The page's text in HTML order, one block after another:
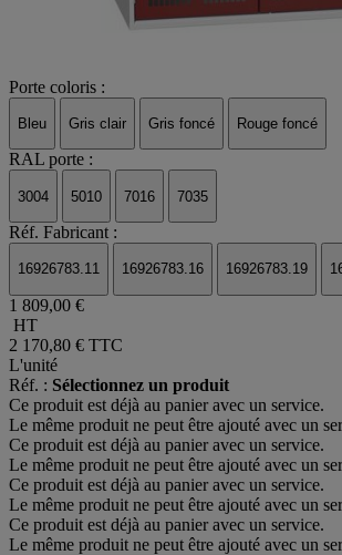
Porte coloris :
Bleu Gris clair Gris foncé Rouge foncé
RAL porte :
3004 5010 7016 7035
Réf. Fabricant :
16926783.11 16926783.16 16926783.19
1 809,00 €
HT
2 170,80 € TTC
L'unité
Réf. : Sélectionnez un produit
Ce produit est déjà au panier avec un service.
Le même produit ne peut être ajouté avec un
Ce produit est déjà au panier avec un service.
Le même produit ne peut être ajouté avec un
Ce produit est déjà au panier avec un service.
Le même produit ne peut être ajouté avec un
Ce produit est déjà au panier avec un service.
Le même produit ne peut être ajouté avec un